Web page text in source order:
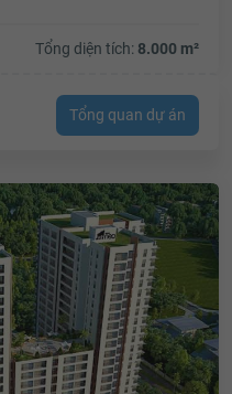
Tổng diện tích: 8.000 m²
Tổng quan dự án